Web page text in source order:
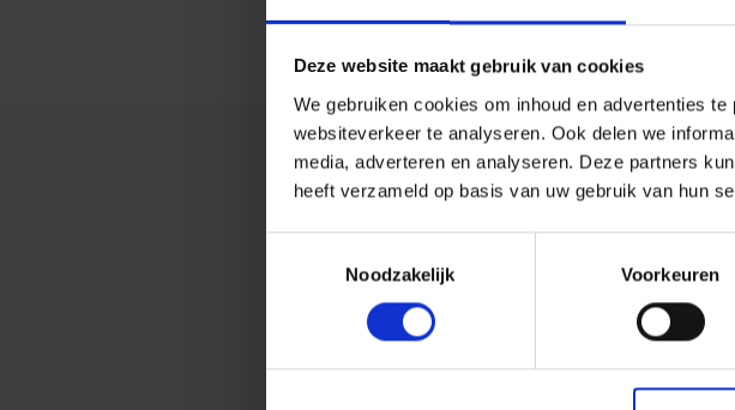
Deze website maakt gebruik van cookies
We gebruiken cookies om inhoud en advertenties
websiteverkeer te analyseren. Ook delen we
media, adverteren en analyseren. Deze partners
heeft verzameld op basis van uw gebruik van hun
Noodzakelijk
Voorkeuren